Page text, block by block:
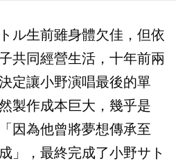
ル生前雖身體欠佳，但依
共同經營生活，十年前兩
定讓小野演唱最後的單
製作成本巨大，幾乎是
因為他曾將夢想傳承至
」，最終完成了小野サト